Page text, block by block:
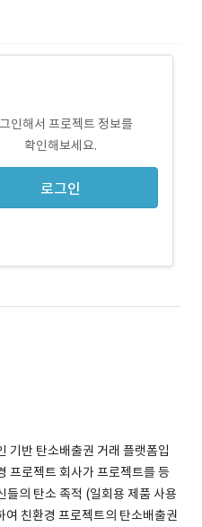
인해서 프로젝트 정보를
확인해보세요.
로그인
반 탄소배출권 거래 플랫폼입
프로젝트 회사가 프로젝트를 등
들의 탄소 족적 (일회용 제품 사용
친환경 프로젝트의 탄소배출권